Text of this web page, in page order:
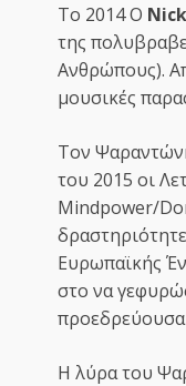
Το 2014 O
της
Ανθρώπους).
μουσικές
Τον
του 2015 οι
Mindpower/
Ευρωπαϊκής
στο να
Η λύρα του